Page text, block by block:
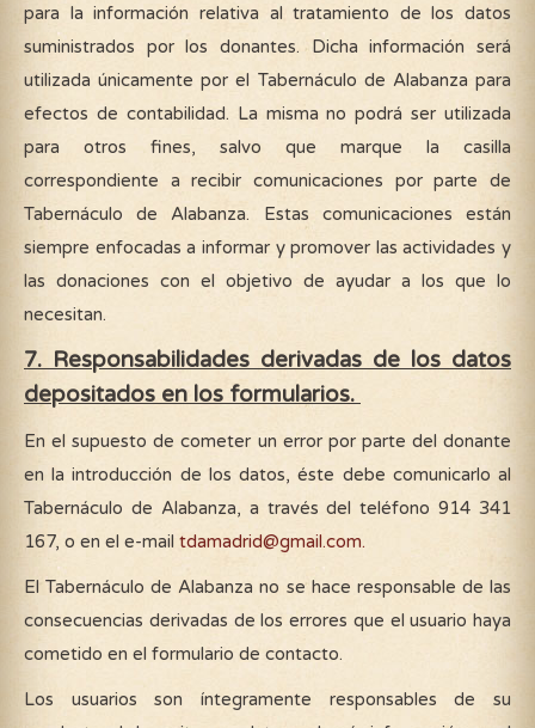
para la información relativa al tratamiento de los datos
suministrados por los donantes. Dicha información será
utilizada únicamente por el Tabernáculo de Alabanza para
efectos de contabilidad. La misma no podrá ser utilizada
para otros fines, salvo que marque la casilla
correspondiente a recibir comunicaciones por parte de
Tabernáculo de Alabanza. Estas comunicaciones están
siempre enfocadas a informar y promover las actividades y
las donaciones con el objetivo de ayudar a los que lo
necesitan.
7. Responsabilidades derivadas de los datos
depositados en los formularios.
En el supuesto de cometer un error por parte del donante
en la introducción de los datos, éste debe comunicarlo al
Tabernáculo de Alabanza, a través del teléfono 914 341
167, o en el e-mail tdamadrid@gmail.com.
El Tabernáculo de Alabanza no se hace responsable de las
consecuencias derivadas de los errores que el usuario haya
cometido en el formulario de contacto.
Los usuarios son íntegramente responsables de su